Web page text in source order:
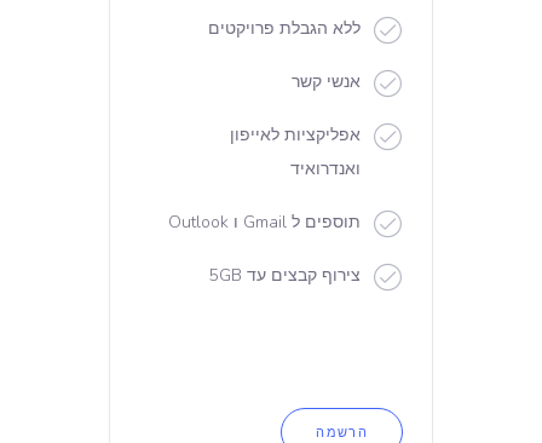
ללא הגבלת פרויקטים
אנשי קשר
אפליקציות לאייפון
ואנדרואיד
תוספים ל Gmail ו Outlook
צירוף קבצים עד 5GB
הרשמה